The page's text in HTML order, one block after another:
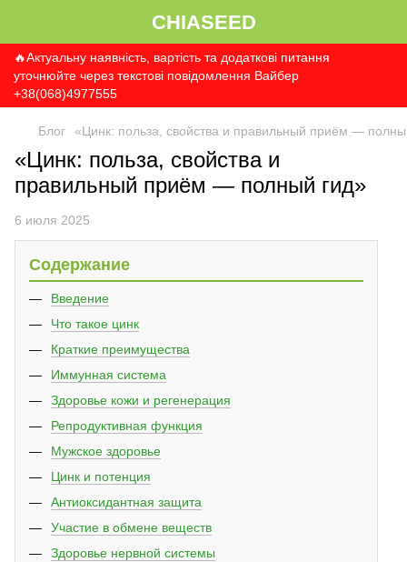
CHIASEED
🔥Актуальну наявність, вартість та додаткові питання
уточнюйте через текстові повідомлення Вайбер
+38(068)4977555
Блог «Цинк: польза, свойства и правильный приём —
«Цинк: польза, свойства и
правильный приём — полный гид»
6 июля 2025
Содержание
Введение
Что такое цинк
Краткие преимущества
Иммунная система
Здоровье кожи и регенерация
Репродуктивная функция
Мужское здоровье
Цинк и потенция
Антиоксидантная защита
Участие в обмене веществ
Здоровье нервной системы